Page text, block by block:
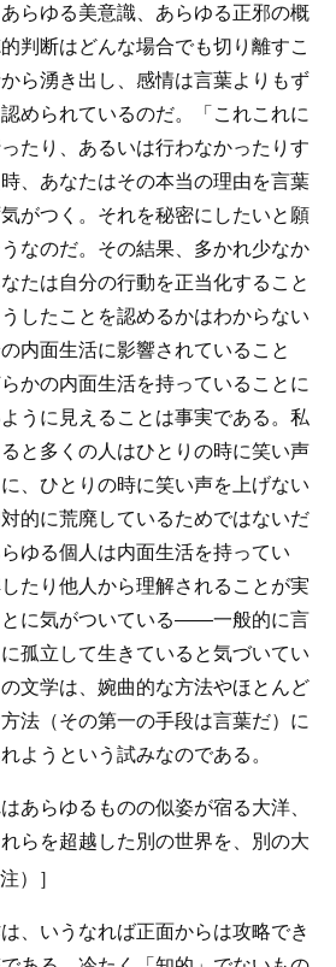
らゆる美意識、あらゆる正邪の概
判断はどんな場合でも切り離すこ
ら湧き出し、感情は言葉よりもず
められているのだ。「これこれに
たり、あるいは行わなかったりす
、あなたはその本当の理由を言葉
がつく。それを秘密にしたいと願
なのだ。その結果、多かれ少なか
たは自分の行動を正当化すること
したことを認めるかはわからない
内面生活に影響されていること
かの内面生活を持っていることに
うに見えることは事実である。私
と多くの人はひとりの時に笑い声
、ひとりの時に笑い声を上げない
的に荒廃しているためではないだ
ゆる個人は内面生活を持ってい
たり他人から理解されることが実
とに気がついている――一般的に言
孤立して生きていると気づいてい
文学は、婉曲的な方法やほとんど
法（その第一の手段は言葉だ）に
ようという試みなのである。
あらゆるものの似姿が宿る大洋、
らを超越した別の世界を、別の大
）］
、いうなれば正面からは攻略でき